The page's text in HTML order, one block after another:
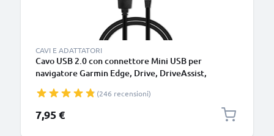
CAVI E ADATTATORI
Cavo USB 2.0 con connettore Mini USB per
navigatore Garmin Edge, Drive, DriveAssist,
cavetto dati & ricarica 1A in PVC nero
(246 recensioni)
7,95 €